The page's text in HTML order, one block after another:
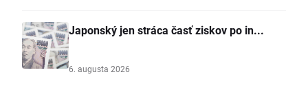
Japonský jen stráca časť ziskov po in...
6. augusta 2026